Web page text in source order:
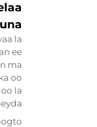
la
ee
ma
oo
la